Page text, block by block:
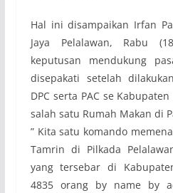
Hal ini disampaikan Irfan
Jaya Pelalawan, Rabu
keputusan mendukung
disepakati setelah
DPC serta PAC se
salah satu Rumah Makan di
” Kita satu komando
Tamrin di Pilkada
yang tersebar di
4835 orang by name by